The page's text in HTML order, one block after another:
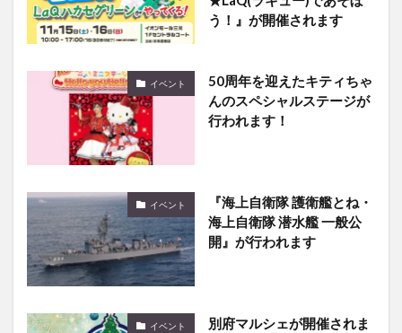
う！』が開催されます
イベント
50周年を迎えたキティちゃ
んのスペシャルステージが
行われます！
イベント
『海上自衛隊 護衛艦とね・
海上自衛隊 潜水艦 一般公
開』が行われます
イベント
別府マルシェが開催されま